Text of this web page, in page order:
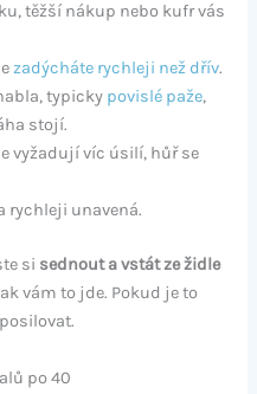
těžší nákup nebo kufr vás
zadýcháte rychleji než dřív.
typicky povislé paže,
stojí.
vyžadují víc úsilí, hůř se
rychleji unavená.
si sednout a vstát ze židle
vám to jde. Pokud je to
po 40